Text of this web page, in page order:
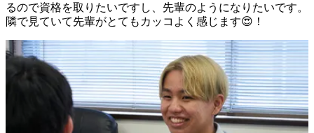
るので資格を取りたいですし、先輩のようになりたいです。
隣で見ていて先輩がとてもカッコよく感じます😍！